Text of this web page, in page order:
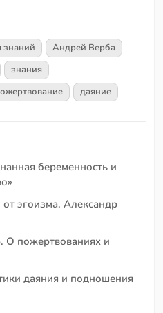
знаний
Андрей Верба
знания
даяние
беременность и
эгоизма. Александр
О пожертвованиях и
даяния и подношения